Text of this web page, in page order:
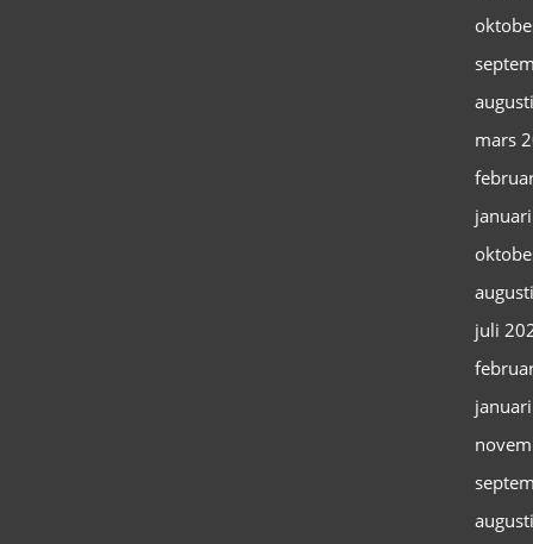
mars
juli